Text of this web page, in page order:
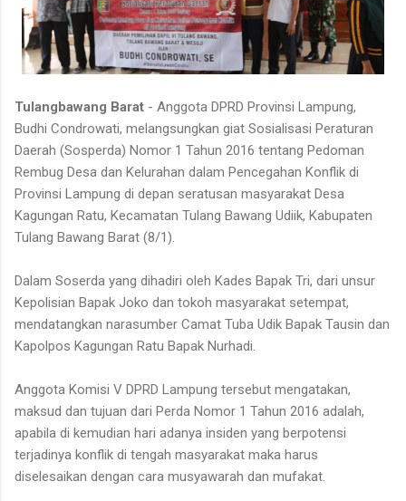
Tulangbawang Barat - Anggota DPRD Provinsi Lampung,
Budhi Condrowati, melangsungkan giat Sosialisasi Peraturan
Daerah (Sosperda) Nomor 1 Tahun 2016 tentang Pedoman
Rembug Desa dan Kelurahan dalam Pencegahan Konflik di
Provinsi Lampung di depan seratusan masyarakat Desa
Kagungan Ratu, Kecamatan Tulang Bawang Udiik, Kabupaten
Tulang Bawang Barat (8/1).
Dalam Soserda yang dihadiri oleh Kades Bapak Tri, dari unsur
Kepolisian Bapak Joko dan tokoh masyarakat setempat,
mendatangkan narasumber Camat Tuba Udik Bapak Tausin dan
Kapolpos Kagungan Ratu Bapak Nurhadi.
Anggota Komisi V DPRD Lampung tersebut mengatakan,
maksud dan tujuan dari Perda Nomor 1 Tahun 2016 adalah,
apabila di kemudian hari adanya insiden yang berpotensi
terjadinya konflik di tengah masyarakat maka harus
diselesaikan dengan cara musyawarah dan mufakat.